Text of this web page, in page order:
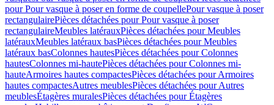
pour Pour vasque à poser en forme de coupellePour vasque à poser
rectangulairePièces détachées pour Pour vasque à poser
rectangulaireMeubles latérauxPièces détachées pour Meubles
latérauxMeubles latéraux basPièces détachées pour Meubles
latéraux basColonnes hautesPièces détachées pour Colonnes
hautesColonnes mi-hautePièces détachées pour Colonnes mi-
hauteArmoires hautes compactesPièces détachées pour Armoires
hautes compactesAutres meublesPièces détachées pour Autres
meublesÉtagères muralesPièces détachées pour Étagères